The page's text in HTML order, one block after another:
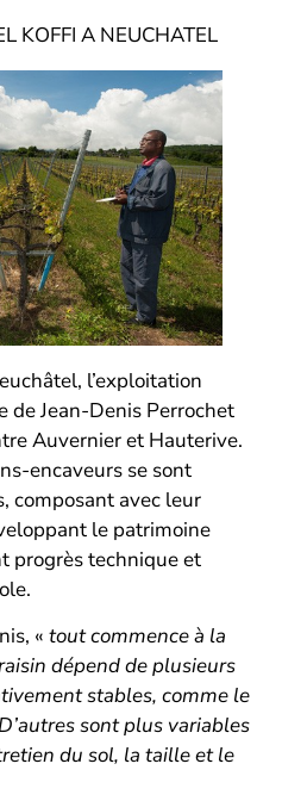
KOFFI A NEUCHATEL
l’exploitation
de Jean-Denis Perrochet
Auvernier et Hauterive.
encaveurs se sont
composant avec leur
le patrimoine
progrès technique et
« tout commence à la
dépend de plusieurs
stables, comme le
sont plus variables
du sol, la taille et le